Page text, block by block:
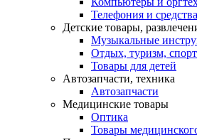
Телефония и
Детские товары,
Музыкальные
Отдых, туризм, спорт
Товары для детей
Автозапчасти, техника
Автозапчасти
Медицинские товары
Оптика
Товары